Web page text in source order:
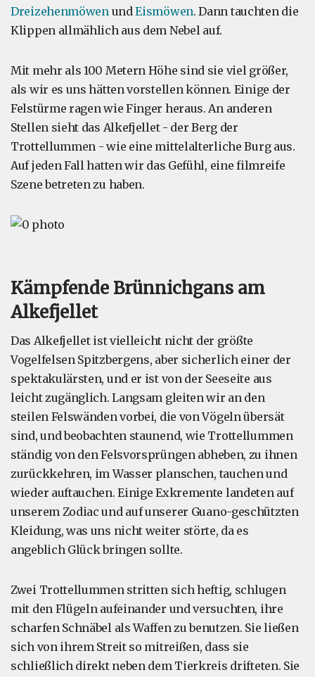
DreizehenmöwenundEismöwen. Dann tauchten die
Klippen allmählich aus dem Nebel auf.
Mit mehr als 100 Metern Höhe sind sie viel größer,
als wir es uns hätten vorstellen können. Einige der
Felstürme ragen wie Finger heraus. An anderen
Stellen sieht das Alkefjellet - der Berg der
Trottellummen - wie eine mittelalterliche Burg aus.
Auf jeden Fall hatten wir das Gefühl, eine filmreife
Szene betreten zu haben.
Kämpfende Brünnichgans am
Alkefjellet
Das Alkefjellet ist vielleicht nicht der größte
Vogelfelsen Spitzbergens, aber sicherlich einer der
spektakulärsten, und er ist von der Seeseite aus
leicht zugänglich. Langsam gleiten wir an den
steilen Felswänden vorbei, die von Vögeln übersät
sind, und beobachten staunend, wie Trottellummen
ständig von den Felsvorsprüngen abheben, zu ihnen
zurückkehren, im Wasser planschen, tauchen und
wieder auftauchen. Einige Exkremente landeten auf
unserem Zodiac und auf unserer Guano-geschützten
Kleidung, was uns nicht weiter störte, da es
angeblich Glück bringen sollte.
Zwei Trottellummen stritten sich heftig, schlugen
mit den Flügeln aufeinander und versuchten, ihre
scharfen Schnäbel als Waffen zu benutzen. Sie ließen
sich von ihrem Streit so mitreißen, dass sie
schließlich direkt neben dem Tierkreis drifteten. Sie